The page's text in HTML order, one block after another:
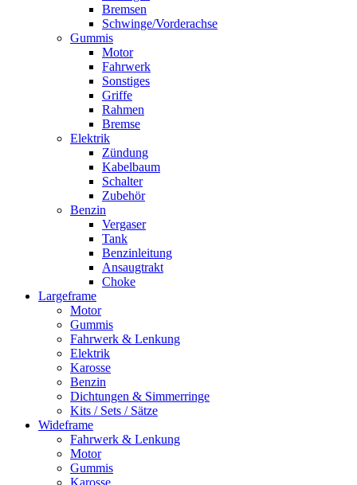
Bremsen
Schwinge/Vorderachse
Gummis
Motor
Fahrwerk
Sonstiges
Griffe
Rahmen
Bremse
Elektrik
Zündung
Kabelbaum
Schalter
Zubehör
Benzin
Vergaser
Tank
Benzinleitung
Ansaugtrakt
Choke
Largeframe
Motor
Gummis
Fahrwerk & Lenkung
Elektrik
Karosse
Benzin
Dichtungen & Simmerringe
Kits / Sets / Sätze
Wideframe
Fahrwerk & Lenkung
Motor
Gummis